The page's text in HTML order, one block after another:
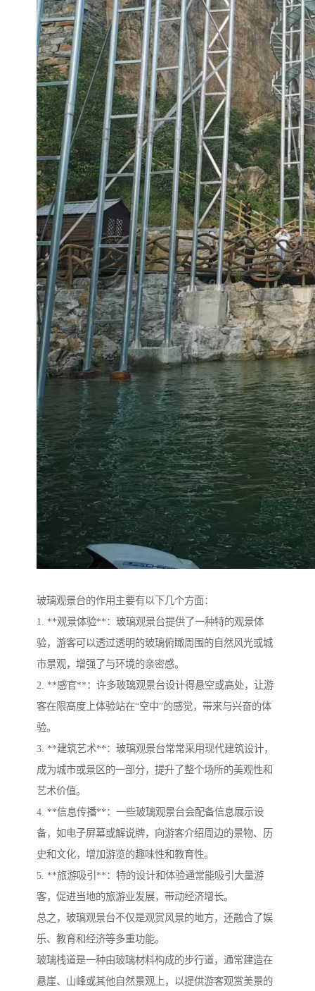
玻璃观景台的作用主要有以下几个方面：
1. **观景体验**：玻璃观景台提供了一种特的观景体
验，游客可以透过透明的玻璃俯瞰周围的自然风光或城
市景观，增强了与环境的亲密感。
2. **感官**：许多玻璃观景台设计得悬空或高处，让游
客在限高度上体验站在“空中”的感觉，带来与兴奋的体
验。
3. **建筑艺术**：玻璃观景台常常采用现代建筑设计，
成为城市或景区的一部分，提升了整个场所的美观性和
艺术价值。
4. **信息传播**：一些玻璃观景台会配备信息展示设
备，如电子屏幕或解说牌，向游客介绍周边的景物、历
史和文化，增加游览的趣味性和教育性。
5. **旅游吸引**：特的设计和体验通常能吸引大量游
客，促进当地的旅游业发展，带动经济增长。
总之，玻璃观景台不仅是观赏风景的地方，还融合了娱
乐、教育和经济等多重功能。
玻璃栈道是一种由玻璃材料构成的步行道，通常建造在
悬崖、山峰或其他自然景观上，以提供游客观赏美景的